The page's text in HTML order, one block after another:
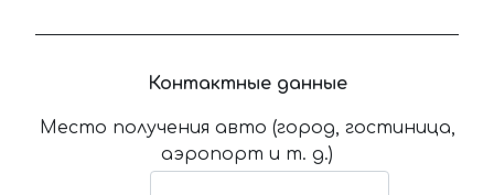
Контактные данные
Место получения авто (город, гостиница,
аэропорт и т. д.)